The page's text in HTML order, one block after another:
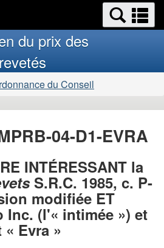
au
contenu
principal
HTML
simplifiée
du prix des
du Conseil
04-D1-EVRA
INTÉRESSANT la
S.R.C. 1985, c. P-
modifiée ET
Inc. (l'« intimée ») et
Evra »